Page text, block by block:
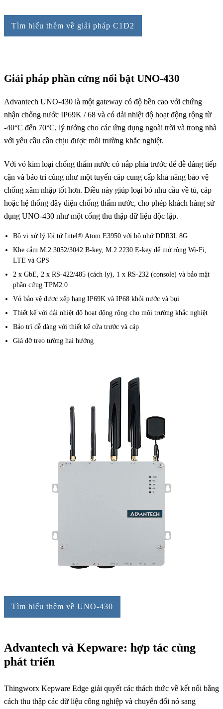
Tìm hiểu thêm về giải pháp C1D2
Giải pháp phần cứng nổi bật UNO-430
Advantech UNO-430 là một gateway có độ bền cao với chứng
nhận chống nước IP69K / 68 và có dải nhiệt độ hoạt động rộng từ
-40°C đến 70°C, lý tưởng cho các ứng dụng ngoài trời và trong nhà
với yêu cầu cần chịu được môi trường khắc nghiệt.
Với vỏ kim loại chống thấm nước có nắp phía trước để dễ dàng tiếp
cận và bảo trì cũng như một tuyến cáp cung cấp khả năng bảo vệ
chống xâm nhập tốt hơn. Điều này giúp loại bỏ nhu cầu về tủ, cáp
hoặc hệ thống dây điện chống thấm nước, cho phép khách hàng sử
dụng UNO-430 như một cổng thu thập dữ liệu độc lập.
Bộ vi xử lý lõi tứ Intel® Atom E3950 với bộ nhớ DDR3L 8G
Khe cắm M.2 3052/3042 B-key, M.2 2230 E-key để mở rộng Wi-Fi,
LTE và GPS
2 x GbE, 2 x RS-422/485 (cách ly), 1 x RS-232 (console) và bảo mật
phần cứng TPM2.0
Vỏ bảo vệ được xếp hạng IP69K và IP68 khỏi nước và bụi
Thiết kế với dải nhiệt độ hoạt động rộng cho môi trường khắc nghiệt
Bảo trì dễ dàng với thiết kế cửa trước và cáp
Giá đỡ treo tường hai hướng
Tìm hiểu thêm về UNO-430
Advantech và Kepware: hợp tác cùng
phát triển
Thingworx Kepware Edge giải quyết các thách thức về kết nối bằng
cách thu thập các dữ liệu công nghiệp và chuyển đổi nó sang